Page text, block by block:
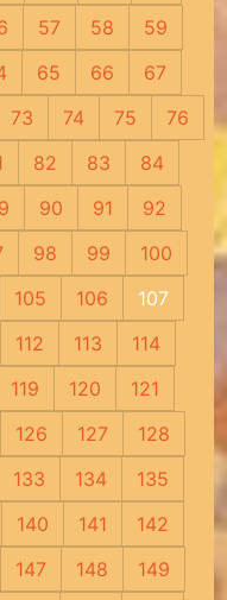
57 58
59
65 66
67
73 74 75
76
82 83
84
90 91
92
98 99
100
105 106
107
112 113
114
119 120
121
126 127
128
133 134
135
140 141
142
147 148
149